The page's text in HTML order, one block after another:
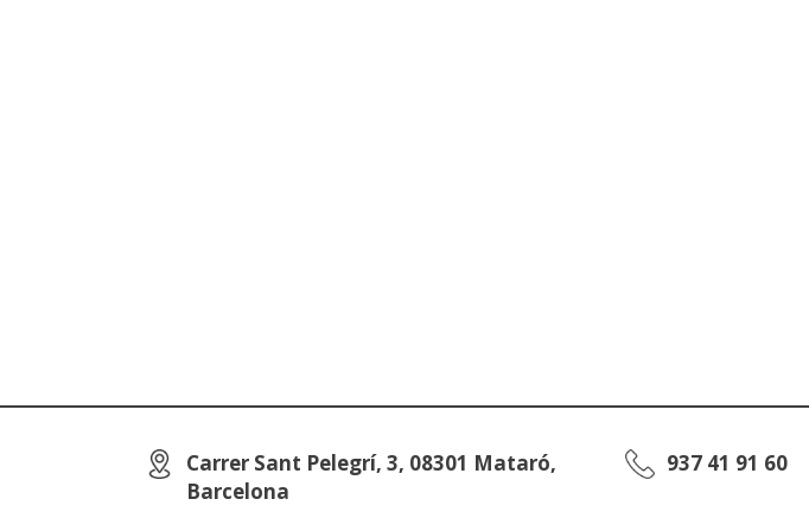
Carrer Sant Pelegrí, 3, 08301 Mataró,
Barcelona
937 41 91 60